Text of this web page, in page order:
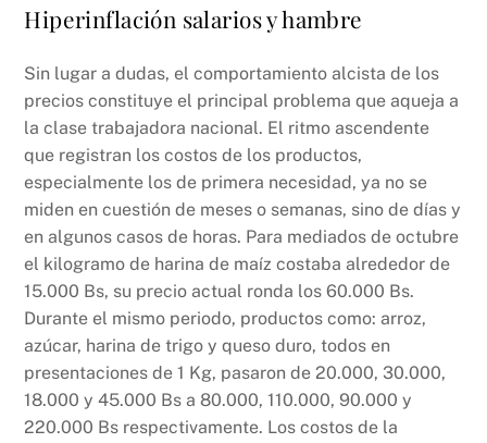
Hiperinflación salarios y hambre
Sin lugar a dudas, el comportamiento alcista de los
precios constituye el principal problema que aqueja a
la clase trabajadora nacional. El ritmo ascendente
que registran los costos de los productos,
especialmente los de primera necesidad, ya no se
miden en cuestión de meses o semanas, sino de días y
en algunos casos de horas. Para mediados de octubre
el kilogramo de harina de maíz costaba alrededor de
15.000 Bs, su precio actual ronda los 60.000 Bs.
Durante el mismo periodo, productos como: arroz,
azúcar, harina de trigo y queso duro, todos en
presentaciones de 1 Kg, pasaron de 20.000, 30.000,
18.000 y 45.000 Bs a 80.000, 110.000, 90.000 y
220.000 Bs respectivamente. Los costos de la